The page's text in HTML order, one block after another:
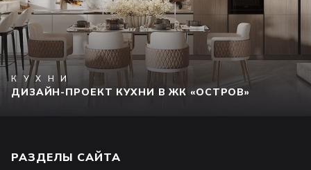
КУХНИ
ДИЗАЙН-ПРОЕКТ КУХНИ В ЖК «ОСТРОВ»
РАЗДЕЛЫ САЙТА